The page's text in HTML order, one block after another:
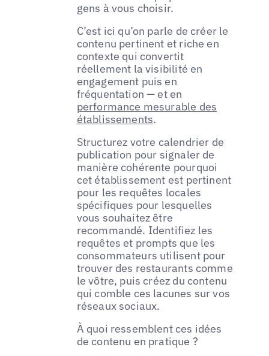
gens à vous choisir.
C’est ici qu’on parle de créer le
contenu pertinent et riche en
contexte qui convertit
réellement la visibilité en
engagement puis en
fréquentation — et en
performance mesurable des
établissements.
Structurez votre calendrier de
publication pour signaler de
manière cohérente pourquoi
cet établissement est pertinent
pour les requêtes locales
spécifiques pour lesquelles
vous souhaitez être
recommandé. Identifiez les
requêtes et prompts que les
consommateurs utilisent pour
trouver des restaurants comme
le vôtre, puis créez du contenu
qui comble ces lacunes sur vos
réseaux sociaux.
À quoi ressemblent ces idées
de contenu en pratique ?